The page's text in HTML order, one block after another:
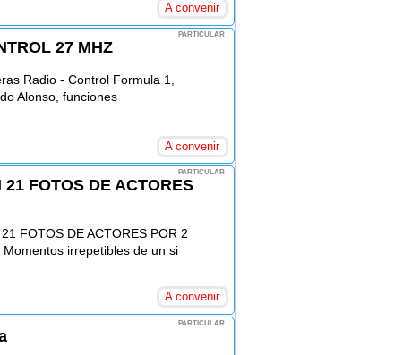
A convenir
PARTICULAR
27 MHZ
Radio - Control Formula 1,
Alonso, funciones
A convenir
PARTICULAR
FOTOS DE ACTORES
FOTOS DE ACTORES POR 2
irrepetibles de un si
A convenir
PARTICULAR